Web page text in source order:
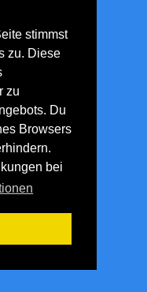
stimmst
zu. Diese
zu
Du
Browsers
bei